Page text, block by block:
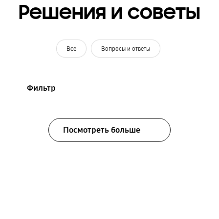
Решения и советы
Все Вопросы и ответы
Фильтр
Посмотреть больше